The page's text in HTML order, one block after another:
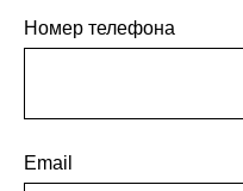
Номер телефона
Email